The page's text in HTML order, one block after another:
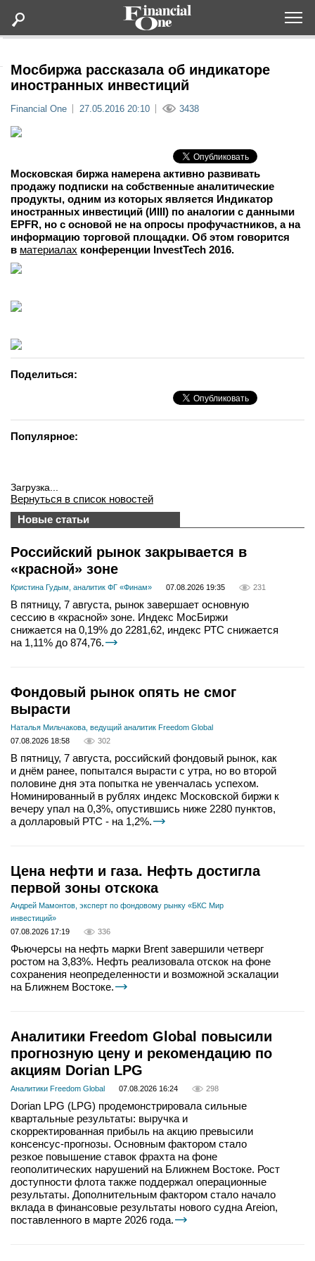
Статьи
Lifestyle
Мероприятия
Новости
Стать автором
Мосбиржа рассказала об индикаторе
иностранных инвестиций
Financial One 27.05.2016 20:10 3438
Московская биржа намерена активно развивать
продажу подписки на собственные аналитические
продукты, одним из которых является Индикатор
иностранных инвестиций (ИIII) по аналогии с данными
EPFR, но с основой не на опросы профучастников, а на
информацию торговой площадки. Об этом говорится
в материалах конференции InvestTech 2016.
Поделиться:
Популярное:
Загрузка...
Вернуться в список новостей
Новые статьи
Российский рынок закрывается в
«красной» зоне
Кристина Гудым, аналитик ФГ «Финам» 07.08.2026 19:35 231
В пятницу, 7 августа, рынок завершает основную
сессию в «красной» зоне. Индекс МосБиржи
снижается на 0,19% до 2281,62, индекс РТС снижается
на 1,11% до 874,76.
Фондовый рынок опять не смог
вырасти
Наталья Мильчакова, ведущий аналитик Freedom Global
07.08.2026 18:58
302
В пятницу, 7 августа, российский фондовый рынок, как
и днём ранее, попытался вырасти с утра, но во второй
половине дня эта попытка не увенчалась успехом.
Номинированный в рублях индекс Московской биржи к
вечеру упал на 0,3%, опустившись ниже 2280 пунктов,
а долларовый РТС - на 1,2%.
Цена нефти и газа. Нефть достигла
первой зоны отскока
Андрей Мамонтов, эксперт по фондовому рынку «БКС Мир
инвестиций»
07.08.2026 17:19
336
Фьючерсы на нефть марки Brent завершили четверг
ростом на 3,83%. Нефть реализовала отскок на фоне
сохранения неопределенности и возможной эскалации
на Ближнем Востоке.
Аналитики Freedom Global повысили
прогнозную цену и рекомендацию по
акциям Dorian LPG
Аналитики Freedom Global 07.08.2026 16:24 298
Dorian LPG (LPG) продемонстрировала сильные
квартальные результаты: выручка и
скорректированная прибыль на акцию превысили
консенсус-прогнозы. Основным фактором стало
резкое повышение ставок фрахта на фоне
геополитических нарушений на Ближнем Востоке. Рост
доступности флота также поддержал операционные
результаты. Дополнительным фактором стало начало
вклада в финансовые результаты нового судна Areion,
поставленного в марте 2026 года.